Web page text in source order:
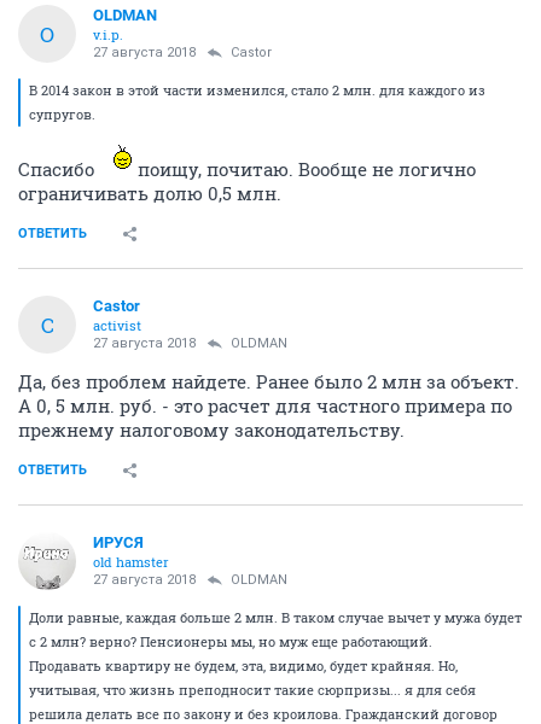
O
OLDMAN
v.i.p.
27 августа 2018 Castor
В 2014 закон в этой части изменился, стало 2 млн. для каждого из
супругов.
Спасибо
поищу, почитаю. Вообще не логично
ограничивать долю 0,5 млн.
ОТВЕТИТЬ
C
Castor
activist
27 августа 2018 OLDMAN
Да, без проблем найдете. Ранее было 2 млн за объект.
А 0, 5 млн. руб. - это расчет для частного примера по
прежнему налоговому законодательству.
ОТВЕТИТЬ
ИРУСЯ
old hamster
27 августа 2018 OLDMAN
Доли равные, каждая больше 2 млн. В таком случае вычет у мужа будет
с 2 млн? верно? Пенсионеры мы, но муж еще работающий.
Продавать квартиру не будем, эта, видимо, будет крайняя. Но,
учитывая, что жизнь преподносит такие сюрпризы... я для себя
решила делать все по закону и без кроилова. Гражданский договор